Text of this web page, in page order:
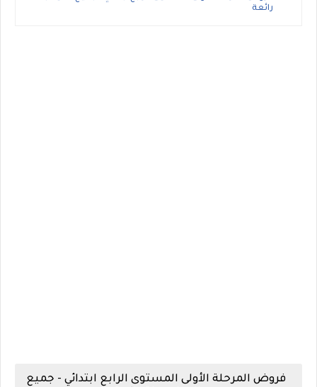
رائعة
فروض المرحلة الأولى المستوى الرابع ابتدائي - جميع